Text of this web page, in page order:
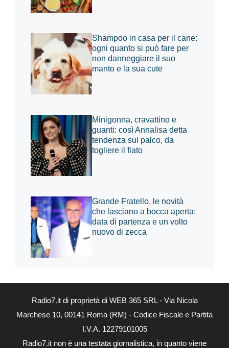
Shampoo in casa per il cane:
ogni quanto si può fare per
non danneggiare il suo
manto e la sua cute
Minigonna, cravattino e
guanti: così Annalisa detta
tendenza sul palco, da
togliere il fiato
Grande Fratello, le novità
che lasciano a bocca aperta:
data di partenza e un volto
nuovo di zecca
Radio7.it di proprietà di WEB 365 SRL - Via Nicola
Marchese 10, 00141 Roma (RM) - Codice Fiscale e Partita
I.V.A. 12279101005
Radio7.it non è una testata giornalistica, in quanto viene